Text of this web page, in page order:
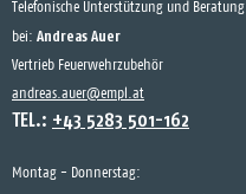
Telefonische Unterstützung und Beratung
bei: Andreas Auer
Vertrieb Feuerwehrzubehör
andreas.auer@empl.at
TEL.: +43 5283 501-162
Montag - Donnerstag: